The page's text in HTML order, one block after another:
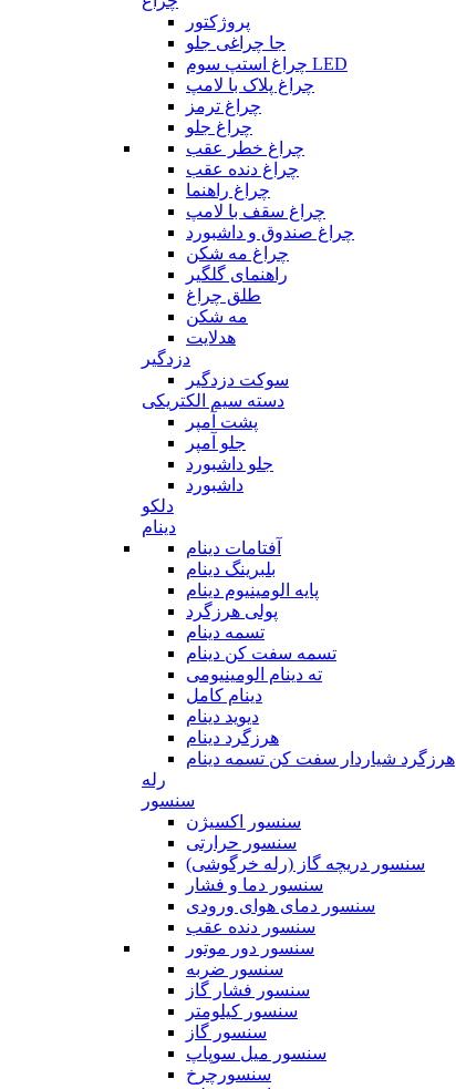
پروژکتور
جا چراغی جلو
چراغ استپ سوم LED
چراغ پلاک با لامپ
چراغ ترمز
چراغ جلو
چراغ خطر عقب
چراغ دنده عقب
چراغ راهنما
چراغ سقف با لامپ
چراغ صندوق و داشبورد
چراغ مه شکن
راهنمای گلگیر
طلق چراغ
مه شکن
هدلایت
دزدگیر
سوکت دزدگیر
دسته سیم الکتریکی
پشت آمپر
جلو آمپر
جلو داشبورد
داشبورد
دلکو
دینام
آفتامات دینام
بلبرینگ دینام
پایه الومینیوم دینام
پولی هرزگرد
تسمه دینام
تسمه سفت کن دینام
ته دینام الومینیومی
دینام کامل
دیوید دینام
هرزگرد دینام
هرزگرد شیاردار سفت کن تسمه دینام
رله
سنسور
سنسور اکسیژن
سنسور حرارتی
سنسور دریچه گاز (رله خرگوشی)
سنسور دما و فشار
سنسور دمای هوای ورودی
سنسور دنده عقب
سنسور دور موتور
سنسور ضربه
سنسور فشار گاز
سنسور کیلومتر
سنسور گاز
سنسور میل سوپاپ
سنسورچرخ